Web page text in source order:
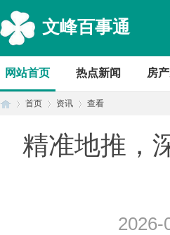
文峰百事通
网站首页 热点新闻 房
首页 资讯 查看
精准地推，
2026-